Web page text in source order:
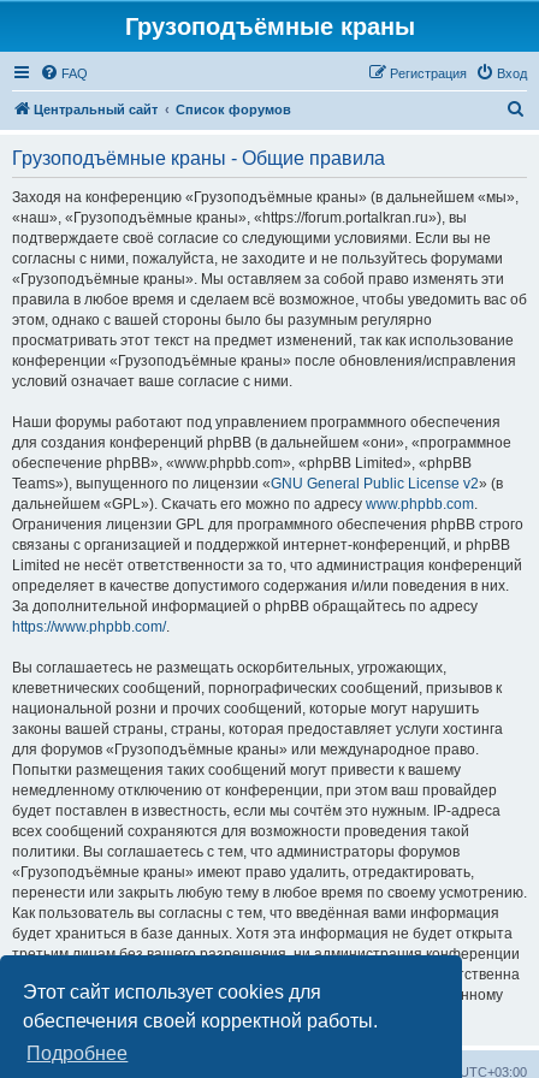
Этот сайт использует cookies для
обеспечения своей корректной работы.
Подробнее
Грузоподъёмные краны
FAQ Вход
Регистрация
Центральный сайт Список форумов
Грузоподъёмные краны - Общие правила
Заходя на конференцию «Грузоподъёмные краны» (в дальнейшем «мы»,
«наш», «Грузоподъёмные краны», «https://forum.portalkran.ru»), вы
подтверждаете своё согласие со следующими условиями. Если вы не
согласны с ними, пожалуйста, не заходите и не пользуйтесь форумами
«Грузоподъёмные краны». Мы оставляем за собой право изменять эти
правила в любое время и сделаем всё возможное, чтобы уведомить вас об
этом, однако с вашей стороны было бы разумным регулярно
просматривать этот текст на предмет изменений, так как использование
конференции «Грузоподъёмные краны» после обновления/исправления
условий означает ваше согласие с ними.
Наши форумы работают под управлением программного обеспечения
для создания конференций phpBB (в дальнейшем «они», «программное
обеспечение phpBB», «www.phpbb.com», «phpBB Limited», «phpBB
Teams»), выпущенного по лицензии «GNU General Public License v2» (в
дальнейшем «GPL»). Скачать его можно по адресу www.phpbb.com.
Ограничения лицензии GPL для программного обеспечения phpBB строго
связаны с организацией и поддержкой интернет-конференций, и phpBB
Limited не несёт ответственности за то, что администрация конференций
определяет в качестве допустимого содержания и/или поведения в них.
За дополнительной информацией о phpBB обращайтесь по адресу
https://www.phpbb.com/.
Вы соглашаетесь не размещать оскорбительных, угрожающих,
клеветнических сообщений, порнографических сообщений, призывов к
национальной розни и прочих сообщений, которые могут нарушить
законы вашей страны, страны, которая предоставляет услуги хостинга
для форумов «Грузоподъёмные краны» или международное право.
Попытки размещения таких сообщений могут привести к вашему
немедленному отключению от конференции, при этом ваш провайдер
будет поставлен в известность, если мы сочтём это нужным. IP-адреса
всех сообщений сохраняются для возможности проведения такой
политики. Вы соглашаетесь с тем, что администраторы форумов
«Грузоподъёмные краны» имеют право удалить, отредактировать,
перенести или закрыть любую тему в любое время по своему усмотрению.
Как пользователь вы согласны с тем, что введённая вами информация
будет храниться в базе данных. Хотя эта информация не будет открыта
третьим лицам без вашего разрешения, ни администрация конференции
«Грузоподъёмные краны», ни phpBB Limited не может быть ответственна
за действия хакеров, которые могут привести к несанкционированному
доступу к ней.
UTC+03:00